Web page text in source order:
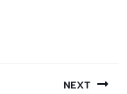
NEXT